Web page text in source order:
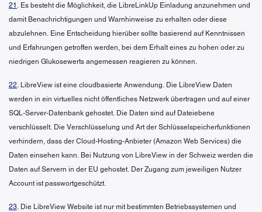
21 . Es besteht die Möglichkeit, die LibreLinkUp Einladung anzunehmen und
damit Benachrichtigungen und Warnhinweise zu erhalten oder diese
abzulehnen. Eine Entscheidung hierüber sollte basierend auf Kenntnissen
und Erfahrungen getroffen werden, bei dem Erhalt eines zu hohen oder zu
niedrigen Glukosewerts angemessen reagieren zu können.
22. LibreView ist eine cloudbasierte Anwendung. Die LibreView Daten
werden in ein virtuelles nicht öffentliches Netzwerk übertragen und auf einer
SQL-Server-Datenbank gehostet. Die Daten sind auf Dateiebene
verschlüsselt. Die Verschlüsselung und Art der Schlüsselspeicherfunktionen
verhindern, dass der Cloud-Hosting-Anbieter (Amazon Web Services) die
Daten einsehen kann. Bei Nutzung von LibreView in der Schweiz werden die
Daten auf Servern in der EU gehostet. Der Zugang zum jeweiligen Nutzer
Account ist passwortgeschützt.
23. Die LibreView Website ist nur mit bestimmten Betriebssystemen und